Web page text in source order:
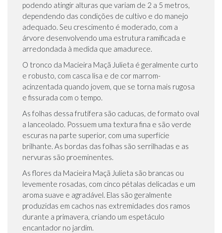
podendo atingir alturas que variam de 2 a 5 metros,
dependendo das condições de cultivo e do manejo
adequado. Seu crescimento é moderado, com a
árvore desenvolvendo uma estrutura ramificada e
arredondada à medida que amadurece.
O tronco da Macieira Maçã Julieta é geralmente curto
e robusto, com casca lisa e de cor marrom-
acinzentada quando jovem, que se torna mais rugosa
e fissurada com o tempo.
As folhas dessa frutífera são caducas, de formato oval
a lanceolado. Possuem uma textura fina e são verde
escuras na parte superior, com uma superfície
brilhante. As bordas das folhas são serrilhadas e as
nervuras são proeminentes.
As flores da Macieira Maçã Julieta são brancas ou
levemente rosadas, com cinco pétalas delicadas e um
aroma suave e agradável. Elas são geralmente
produzidas em cachos nas extremidades dos ramos
durante a primavera, criando um espetáculo
encantador no jardim.